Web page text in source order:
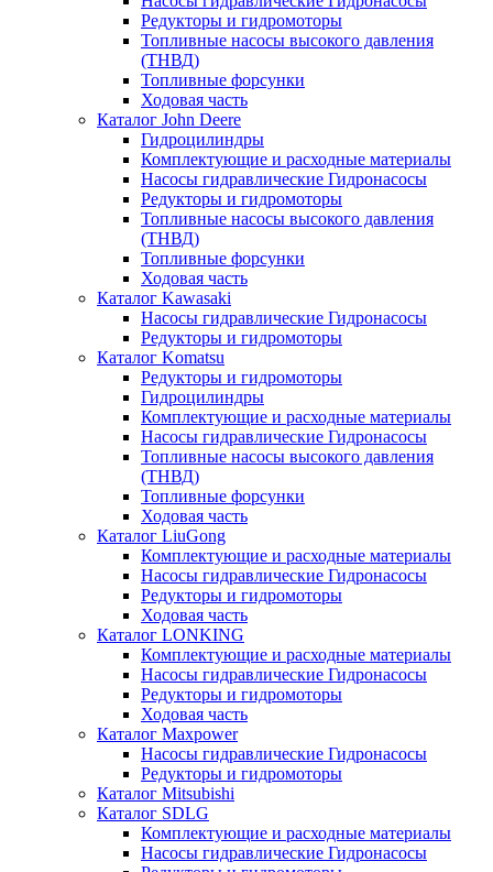
Редукторы и гидромоторы
Топливные насосы высокого давления
(ТНВД)
Топливные форсунки
Ходовая часть
Каталог John Deere
Гидроцилиндры
Комплектующие и расходные материалы
Насосы гидравлические Гидронасосы
Редукторы и гидромоторы
Топливные насосы высокого давления
(ТНВД)
Топливные форсунки
Ходовая часть
Каталог Kawasaki
Насосы гидравлические Гидронасосы
Редукторы и гидромоторы
Каталог Komatsu
Редукторы и гидромоторы
Гидроцилиндры
Комплектующие и расходные материалы
Насосы гидравлические Гидронасосы
Топливные насосы высокого давления
(ТНВД)
Топливные форсунки
Ходовая часть
Каталог LiuGong
Комплектующие и расходные материалы
Насосы гидравлические Гидронасосы
Редукторы и гидромоторы
Ходовая часть
Каталог LONKING
Комплектующие и расходные материалы
Насосы гидравлические Гидронасосы
Редукторы и гидромоторы
Ходовая часть
Каталог Maxpower
Насосы гидравлические Гидронасосы
Редукторы и гидромоторы
Каталог Mitsubishi
Каталог SDLG
Комплектующие и расходные материалы
Насосы гидравлические Гидронасосы